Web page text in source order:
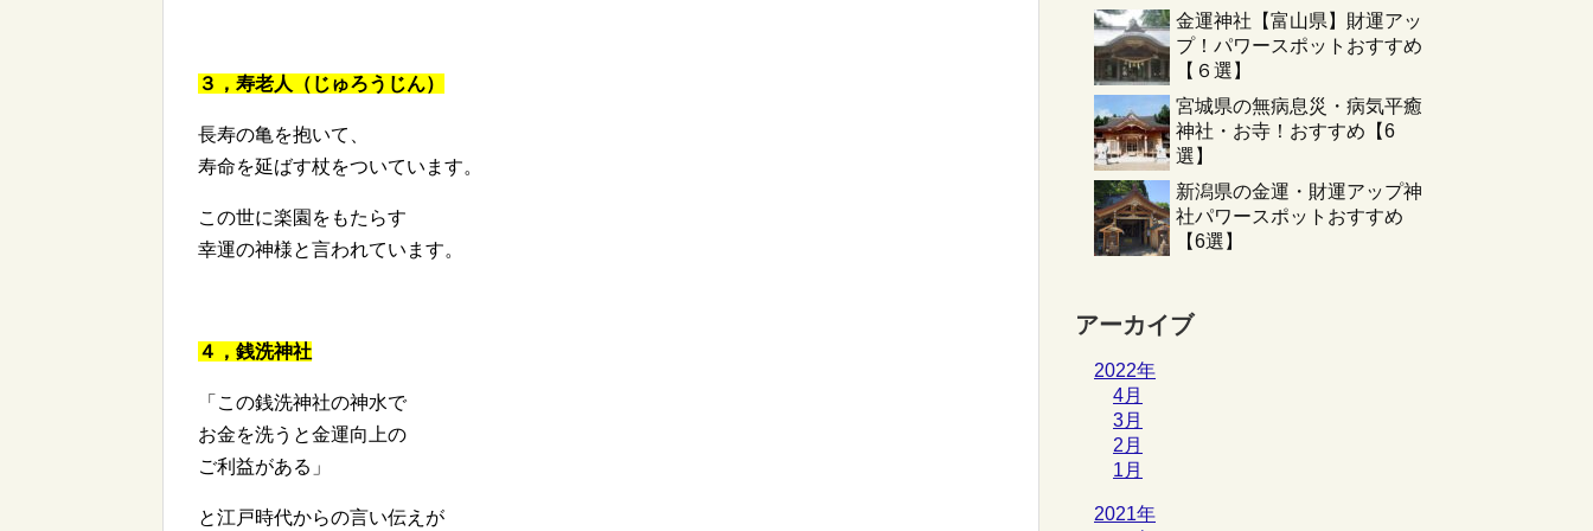
３，寿老人（じゅろうじん）
長寿の亀を抱いて、
寿命を延ばす杖をついています。
この世に楽園をもたらす
幸運の神様と言われています。
４，銭洗神社
「この銭洗神社の神水で
お金を洗うと金運向上の
ご利益がある」
と江戸時代からの言い伝えが
金運神社【富山県】財運アッ
プ！パワースポットおすすめ
【６選】
宮城県の無病息災・病気平癒
神社・お寺！おすすめ【6
選】
新潟県の金運・財運アップ神
社パワースポットおすすめ
【6選】
アーカイブ
2022年
4月
3月
2月
1月
2021年